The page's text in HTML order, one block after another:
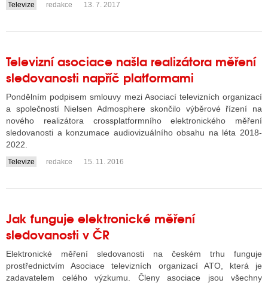
....
Televize redakce 13. 7. 2017
Televizní asociace našla realizátora měření
sledovanosti napříč platformami
Pondělním podpisem smlouvy mezi Asociací televizních organizací
a společností Nielsen Admosphere skončilo výběrové řízení na
nového realizátora crossplatformního elektronického měření
sledovanosti a konzumace audiovizuálního obsahu na léta 2018-
2022.
....
Televize redakce 15. 11. 2016
Jak funguje elektronické měření
sledovanosti v ČR
Elektronické měření sledovanosti na českém trhu funguje
prostřednictvím Asociace televizních organizací ATO, která je
zadavatelem celého výzkumu. Členy asociace jsou všechny